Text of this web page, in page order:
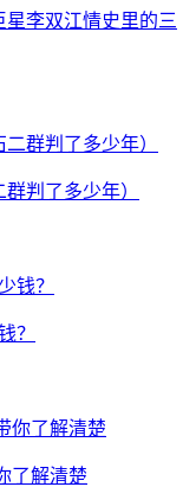
李双江情史里的三
判了多少年）
？
了解清楚